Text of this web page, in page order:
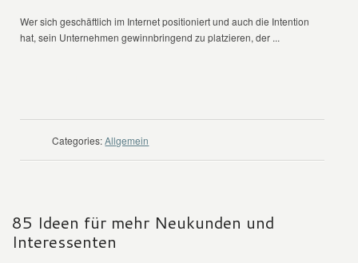
Wer sich geschäftlich im Internet positioniert und auch die Intention
hat, sein Unternehmen gewinnbringend zu platzieren, der ...
Categories: Allgemein
85 Ideen für mehr Neukunden und
Interessenten